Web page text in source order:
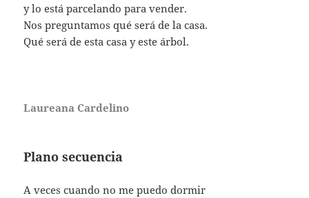
y lo está parcelando para vender.
Nos preguntamos qué será de la casa.
Qué será de esta casa y este árbol.
Laureana Cardelino
Plano secuencia
A veces cuando no me puedo dormir